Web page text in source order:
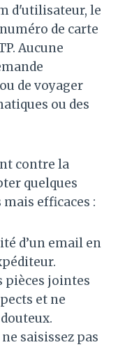
d'utilisateur, le
de carte
Aucune
de voyager
ou des
contre la
quelques
efficaces :
d’un email en
pièces jointes
et ne
saisissez pas